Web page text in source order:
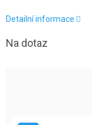
Detailní informace
Na dotaz